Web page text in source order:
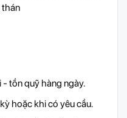
thán
tồn quỹ hàng ngày.
hoặc khi có yêu cầu.